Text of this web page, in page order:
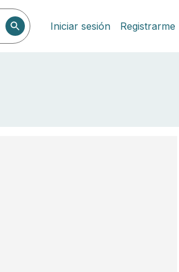
Iniciar sesión Registrarme